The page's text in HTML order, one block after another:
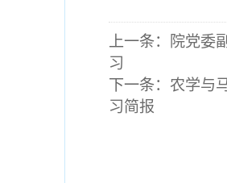
上一条：
院党委
习
下一条： 农学与
习简报